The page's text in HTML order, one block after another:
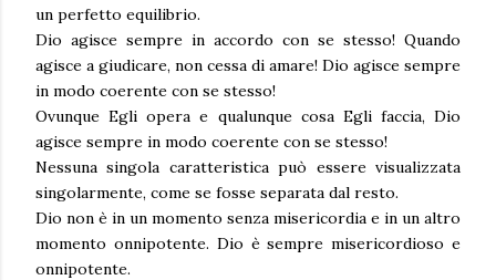
un perfetto equilibrio.
Dio agisce sempre in accordo con se stesso! Quando
agisce a giudicare, non cessa di amare! Dio agisce sempre
in modo coerente con se stesso!
Ovunque Egli opera e qualunque cosa Egli faccia, Dio
agisce sempre in modo coerente con se stesso!
Nessuna singola caratteristica può essere visualizzata
singolarmente, come se fosse separata dal resto.
Dio non è in un momento senza misericordia e in un altro
momento onnipotente. Dio è sempre misericordioso e
onnipotente.